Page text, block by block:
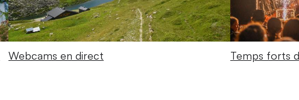
Webcams en direct Temps forts